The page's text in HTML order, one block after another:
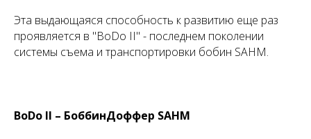
Эта выдающаяся способность к развитию еще раз
проявляется в "BoDo II" - последнем поколении
системы съема и транспортировки бобин SAHM.
BoDo II – БоббинДоффер SAHM